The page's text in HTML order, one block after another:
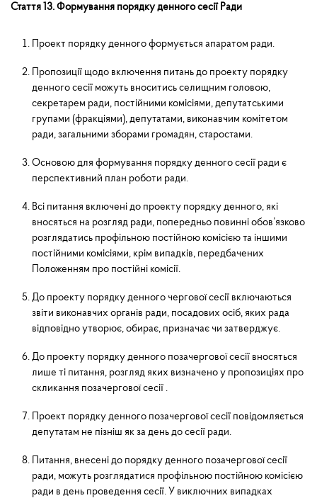
Стаття 13. Формування порядку денного сесії Ради
Проект порядку денного формується апаратом ради.
Пропозиції щодо включення питань до проекту порядку
денного сесії можуть вноситись селищним головою,
секретарем ради, постійними комісіями, депутатськими
групами (фракціями), депутатами, виконавчим комітетом
ради, загальними зборами громадян, старостами.
Основою для формування порядку денного сесії ради є
перспективний план роботи ради.
Всі питання включені до проекту порядку денного, які
вносяться на розгляд ради, попередньо повинні обов’язково
розглядатись профільною постійною комісією та іншими
постійними комісіями, крім випадків, передбачених
Положенням про постійні комісії.
До проекту порядку денного чергової сесії включаються
звіти виконавчих органів ради, посадових осіб, яких рада
відповідно утворює, обирає, призначає чи затверджує.
До проекту порядку денного позачергової сесії вносяться
лише ті питання, розгляд яких визначено у пропозиціях про
скликання позачергової сесії .
Проект порядку денного позачергової сесії повідомляється
депутатам не пізніш як за день до сесії ради.
Питання, внесені до порядку денного позачергової сесії
ради, можуть розглядатися профільною постійною комісією
ради в день проведення сесії. У виключних випадках